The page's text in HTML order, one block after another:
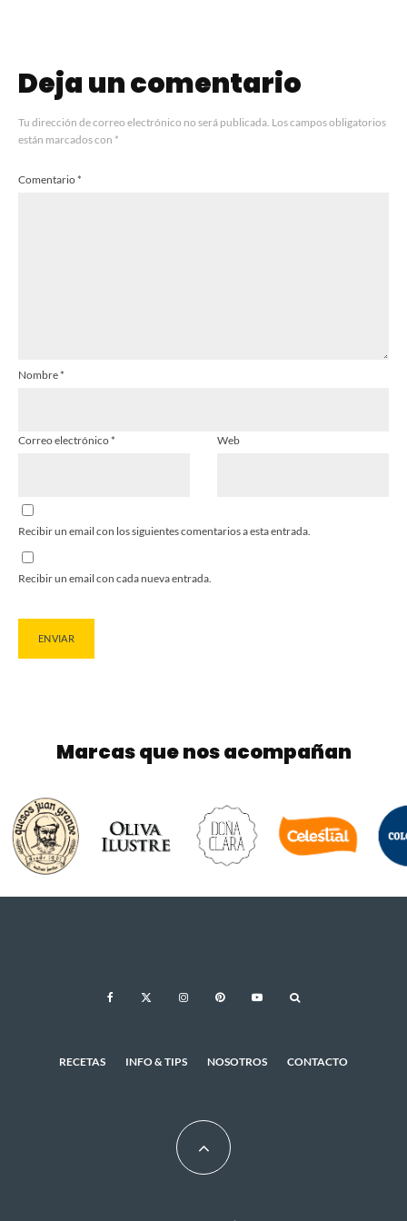
Deja un comentario
Tu dirección de correo electrónico no será publicada. Los campos obligatorios
están marcados con *
Comentario*
Nombre*
Correo electrónico* Web
Recibir un email con los siguientes comentarios a esta entrada.
Recibir un email con cada nueva entrada.
Marcas que nos acompañan
RECETAS INFO & TIPS NOSOTROS CONTACTO